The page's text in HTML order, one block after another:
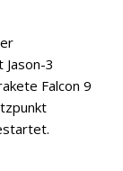
3
Falcon 9